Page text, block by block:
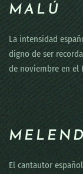
MALÚ
La intensidad
digno de ser
de noviembre en el
El cantautor